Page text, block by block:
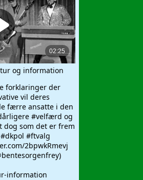
og information
forklaringer der
vil deres
færre ansatte i den
#velfærd og
dog som det er frem
#ftvalg
2bpwkRmevj
information